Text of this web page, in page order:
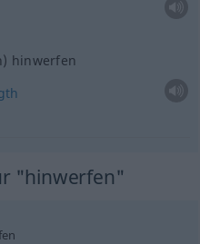
hinwerfen
"hinwerfen"